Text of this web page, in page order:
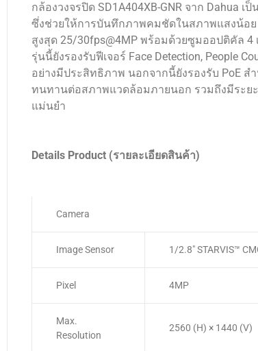
กล้องวงจรปิด SD1A404XB-GNR จาก Dahua
ซึ่งช่วยให้การบันทึกภาพคมชัดในสภาพแสงน้อย
สูงสุด 25/30fps@4MP พร้อมด้วยซูมออปติคัล 4
รุ่นนี้ยังรองรับฟีเจอร์ Face Detection, People
อย่างมีประสิทธิภาพ นอกจากนี้ยังรองรับ PoE ส
ทนทานต่อสภาพแวดล้อมภายนอก รวมถึงมีระยะ
แม่นยำ
Details Product (รายละเอียดสินค้า)
Camera
Image Sensor 1/2.8″ STARVIS™
Pixel 4MP
Max.
Resolution
2560 (H) × 1440 (V)